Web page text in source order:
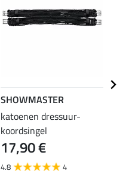
SHOWMASTER
katoenen dressuur-
koordsingel
17,90 €
4.8 4